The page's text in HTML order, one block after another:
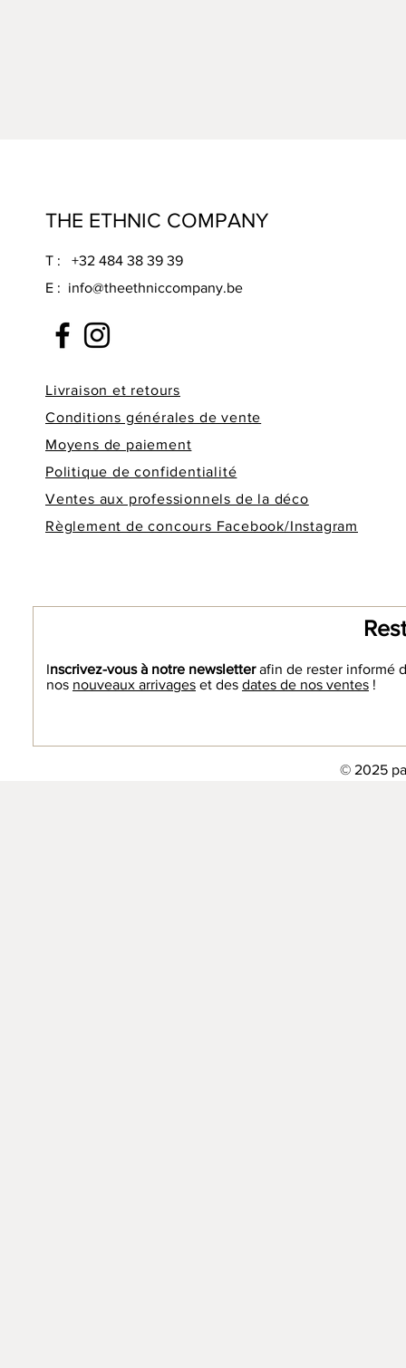
THE ETHNIC COMPANY
T : +32 484 38 39 39
E : info@theethniccompany.be
Livraison et retours
Conditions générales de vente
Moyens de paiement
Politique de confidentialité
Ventes aux professionnels de la déco
Règlement de concours Facebook/Instagram
Inscrivez-vous à notre newsletterafin de rester informé
nos nouveaux arrivages et des dates de nos ventes !
© 2025